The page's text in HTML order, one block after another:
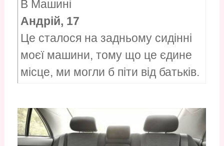
В Машині
Андрій, 17
Це сталося на задньому сидінні
моєї машини, тому що це єдине
місце, ми могли б піти від батьків.